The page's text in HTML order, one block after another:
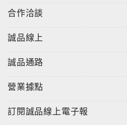
合作洽談
誠品線上
誠品通路
營業據點
訂閱誠品線上電子報